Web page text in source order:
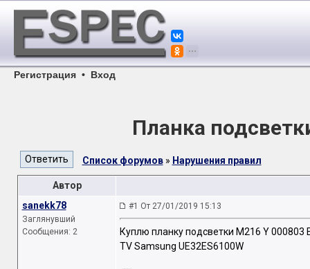
Регистрация • Вход
Планка
Список форумов» Нарушения правил
Автор
sanekk78
Заглянувший
Сообщения: 2
#1 От 27/01/2019 15:13
Куплю планку подсветки M216 Y 000803
TV Samsung UE32ES6100W